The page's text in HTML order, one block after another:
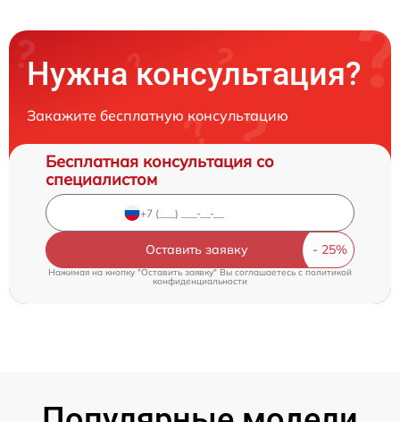
Нужна консультация?
Закажите бесплатную консультацию
Бесплатная консультация со
специалистом
Оставить заявку
Нажимая на кнопку "Оставить заявку" Вы соглашаетесь cполитикой
конфиденциальности